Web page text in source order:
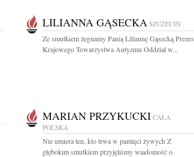
LILIANNA GĄSECKA SZCZECIN
Ze smutkiem żegnamy Panią Liliannę Gąsecką Prezes
Krajowego Towarzystwa Autyzmu Oddział w...
MARIAN PRZYKUCKI CAŁA
POLSKA
Nie umiera ten, kto trwa w pamięci żywych Z
głębokim smutkiem przyjęliśmy wiadomość o